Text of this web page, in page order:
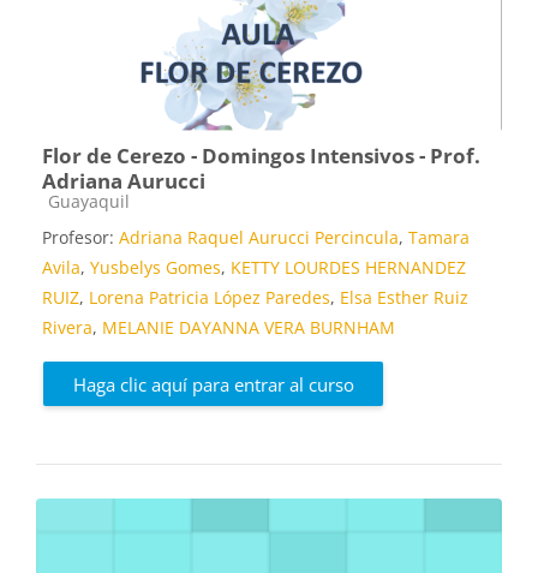
Flor de Cerezo - Domingos Intensivos - Prof.
Adriana Aurucci
Categoría de cursos
Guayaquil
Profesor: Adriana Raquel Aurucci Percincula, Tamara
Avila, Yusbelys Gomes, KETTY LOURDES HERNANDEZ
RUIZ, Lorena Patricia López Paredes, Elsa Esther Ruiz
Rivera, MELANIE DAYANNA VERA BURNHAM
Haga clic aquí para entrar al curso